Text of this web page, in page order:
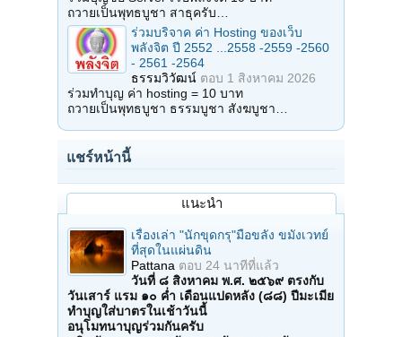
ถวายเป็นพุทธบูชา สาธุครับ…
ร่วมบริจาค ค่า Hosting ของเว็บ
พลังจิต ปี 2552 ...2558 -2559 -2560
- 2561 -2564
ธรรมวิวัฒน์ ตอบ 1 สิงหาคม 2026
ร่วมทำบุญ ค่า hosting = 10 บาท
ถวายเป็นพุทธบูชา ธรรมบูชา สังฆบูชา…
แชร์หน้านี้
แนะนำ
เรื่องเล่า "นักขุดกรุ"มือขลัง ขมังเวทย์
ที่สุดในแผ่นดิน
Pattana ตอบ 24 นาทีที่แล้ว
วันที่ ๘ สิงหาคม พ.ศ. ๒๕๖๙ ตรงกับ
วันเสาร์ แรม ๑๐ ค่ำ เดือนแปดหลัง (๘๘) ปีมะเมีย
ทำบุญใส่บาตรในเช้าวันนี้
อนุโมทนาบุญร่วมกันครับ